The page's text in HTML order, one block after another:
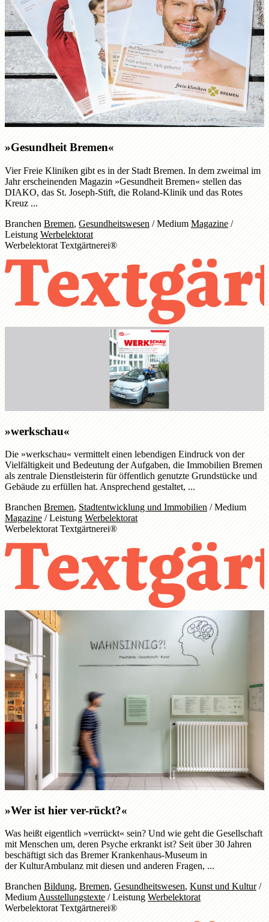
»Gesundheit Bremen«
Vier Freie Kliniken gibt es in der Stadt Bremen. In dem zweimal im
Jahr erscheinenden Magazin »Gesundheit Bremen« stellen das
DIAKO, das St. Joseph-Stift, die Roland-Klinik und das Rotes
Kreuz ...
BranchenBremen,Gesundheitswesen/MediumMagazine/
LeistungWerbelektorat
Werbelektorat Textgärtnerei®
»werkschau«
Die »werkschau« vermittelt einen lebendigen Eindruck von der
Vielfältigkeit und Bedeutung der Aufgaben, die Immobilien Bremen
als zentrale Dienstleisterin für öffentlich genutzte Grundstücke und
Gebäude zu erfüllen hat. Ansprechend gestaltet, ...
BranchenBremen,Stadtentwicklung und Immobilien/Medium
Magazine/LeistungWerbelektorat
Werbelektorat Textgärtnerei®
»Wer ist hier ver-rückt?«
Was heißt eigentlich »verrückt« sein? Und wie geht die Gesellschaft
mit Menschen um, deren Psyche erkrankt ist? Seit über 30 Jahren
beschäftigt sich das Bremer Krankenhaus-Museum in
der KulturAmbulanz mit diesen und anderen Fragen, ...
BranchenBildung,Bremen,Gesundheitswesen,Kunst und Kultur/
MediumAusstellungstexte/LeistungWerbelektorat
Werbelektorat Textgärtnerei®